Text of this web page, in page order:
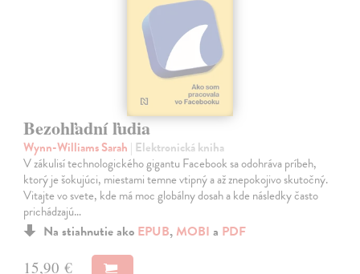
Bezohľadní ľudia
Wynn-Williams Sarah | Elektronická kniha
V zákulisí technologického gigantu Facebook sa odohráva príbeh,
ktorý je šokujúci, miestami temne vtipný a až znepokojivo skutočný.
Vitajte vo svete, kde má moc globálny dosah a kde následky často
prichádzajú…
Na stiahnutie ako EPUB, MOBI a PDF
15,90 €